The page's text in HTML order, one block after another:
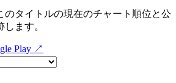
のタイトルの現在のチャート順位と公
ます。
Play ↗